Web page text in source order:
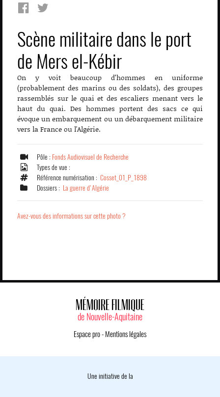
Scène militaire dans le port
de Mers el-Kébir
On y voit beaucoup d’hommes en uniforme
(probablement des marins ou des soldats), des groupes
rassemblés sur le quai et des escaliers menant vers le
haut du quai. Des hommes portent des sacs ce qui
évoque un embarquement ou un débarquement militaire
vers la France ou l'Algérie.
Pôle : Fonds Audiovisuel de Recherche
Types de vue :
Référence numérisation : Cosset_01_P_1898
Dossiers : La guerre d'Algérie
Avez-vous des informations sur cette photo ?
MÉMOIRE FILMIQUE
de Nouvelle-Aquitaine
Espace pro- Mentions légales
Une initiative de la